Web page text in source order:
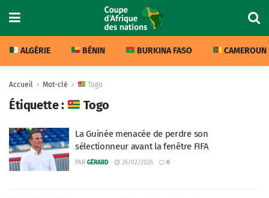
ALGÉRIE BÉNIN BURKINA FASO CAMEROUN
Accueil Mot-clé Togo
Étiquette : Togo
La Guinée menacée de perdre son
sélectionneur avant la fenêtre FIFA
PAR GÉRARD 26/02/2026 0